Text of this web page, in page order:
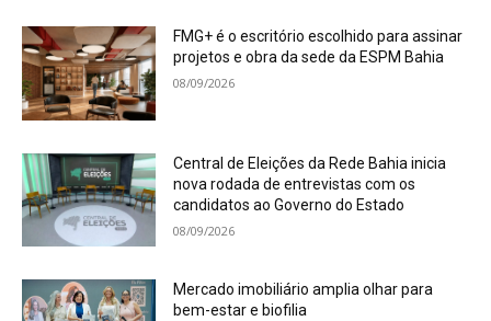
FMG+ é o escritório escolhido para assinar
projetos e obra da sede da ESPM Bahia
08/09/2026
Central de Eleições da Rede Bahia inicia
nova rodada de entrevistas com os
candidatos ao Governo do Estado
08/09/2026
Mercado imobiliário amplia olhar para
bem-estar e biofilia